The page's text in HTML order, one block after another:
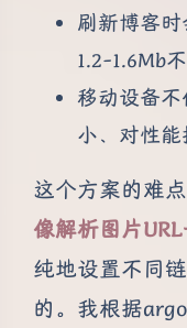
刷新博客
1.2-1.6Mb不
移动设备
小、对性
这个方案的难
像解析图片
纯地设置不同
的。我根据